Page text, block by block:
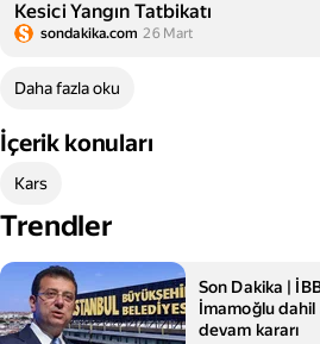
Kesici Yangın Tatbikatı
sondakika.com 26 Mart
Daha fazla oku
İçerik konuları
Kars
Trendler
Son Dakika |
İmamoğlu
devam kararı